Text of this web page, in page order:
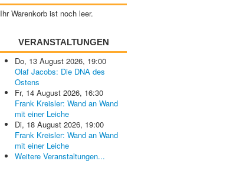
Ihr Warenkorb ist noch leer.
VERANSTALTUNGEN
Do, 13 August 2026, 19:00
Olaf Jacobs: Die DNA des
Ostens
Fr, 14 August 2026, 16:30
Frank Kreisler: Wand an Wand
mit einer Leiche
Di, 18 August 2026, 19:00
Frank Kreisler: Wand an Wand
mit einer Leiche
Weitere Veranstaltungen...